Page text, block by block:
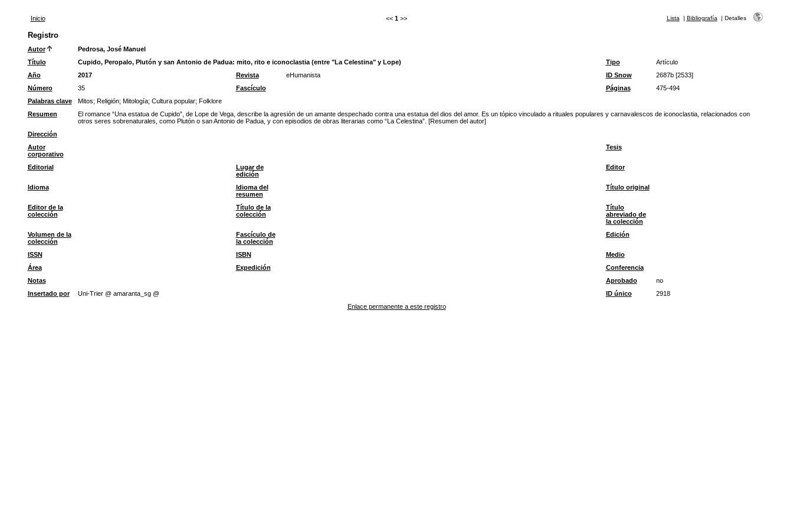
Inicio << 1 >> Lista | Bibliografía | Detalles
Registro
Autor
Pedrosa, José Manuel
Título
Cupido, Peropalo, Plutón y san Antonio de Padua: mito, rito e iconoclastia (entre "La Celestina" y Lope) Tipo
Artículo
Año
2017 Revista eHumanista ID Snow
2687b [2533]
Número
35 Fascículo Páginas
475-494
Palabras clave
Mitos; Religión; Mitología; Cultura popular; Folklore
Resumen
El romance “Una estatua de Cupido”, de Lope de Vega, describe la agresión de un amante despechado contra una estatua del dios del amor. Es un tópico vinculado a rituales populares y carnavalescos de iconoclastia, relacionados con
otros seres sobrenaturales, como Plutón o san Antonio de Padua, y con episodios de obras literarias como “La Celestina”. [Resumen del autor]
Dirección
Autor
corporativo
Tesis
Editorial
Lugar de
edición
Editor
Idioma
Idioma del
resumen
Título original
Editor de la
colección
Título de la
colección
Título
abreviado de
la colección
Volumen de la
colección
Fascículo de
la colección
Edición
ISSN ISBN
Medio
Área
Expedición
Conferencia
Notas
Aprobado
no
Insertado por
Uni-Trier @ amaranta_sg @ ID único
2918
Enlace permanente a este registro